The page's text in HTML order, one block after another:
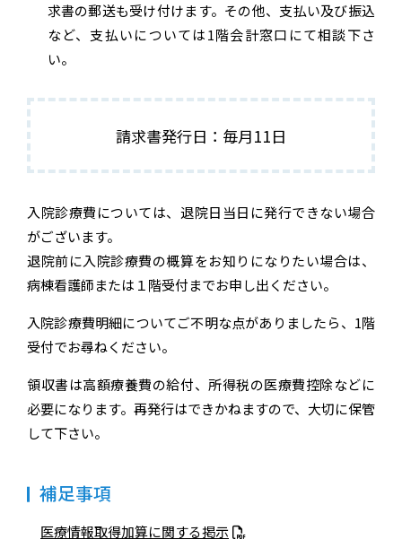
求書の郵送も受け付けます。その他、支払い及び振込
など、支払いについては1階会計窓口にて相談下さ
い。
請求書発行日：毎月11日
入院診療費については、退院日当日に発行できない場合
がございます。
退院前に入院診療費の概算をお知りになりたい場合は、
病棟看護師または１階受付までお申し出ください。
入院診療費明細についてご不明な点がありましたら、1階
受付でお尋ねください。
領収書は高額療養費の給付、所得税の医療費控除などに
必要になります。再発行はできかねますので、大切に保管
して下さい。
補足事項
医療情報取得加算に関する掲示